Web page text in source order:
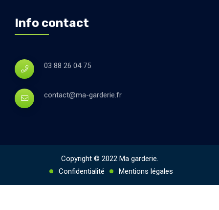
Info contact
03 88 26 04 75
contact@ma-garderie.fr
Copyright © 2022 Ma garderie.
Confidentialité
Mentions légales